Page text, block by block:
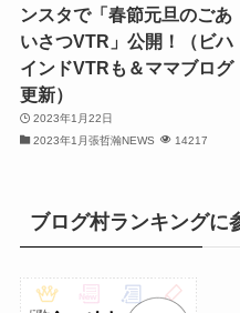
ンスタで「春節元旦のごあ
いさつVTR」公開！（ビハ
インドVTRも＆ママブログ
更新）
2023年1月22日
2023年1月張哲瀚NEWS
14217
ブログ村ランキングに